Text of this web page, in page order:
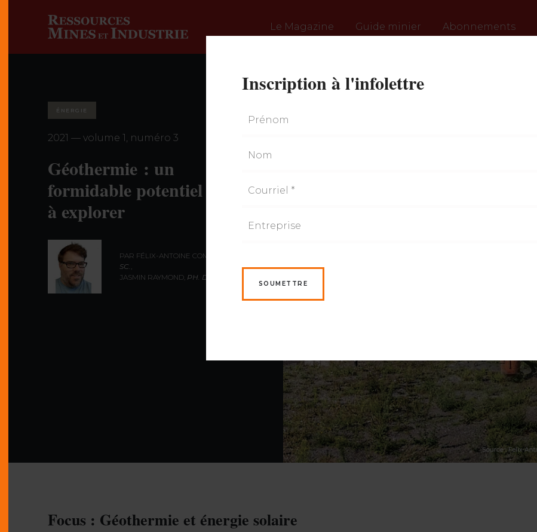
Le Magazine Guide minier Abonnements
ÉNERGIE
2021 — volume 1, numéro 3
Géothermie : un
formidable potentiel
à explorer
PAR FÉLIX-ANTOINE COMEAU,
SC. ,
JASMIN RAYMOND, PH. D.
Focus : Géothermie et énergie solaire
Inscription à l'infolettre
SOUMETTRE